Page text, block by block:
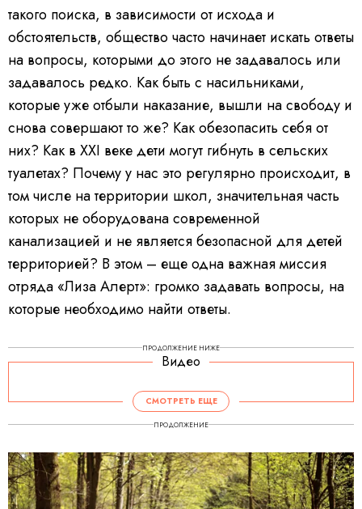
такого поиска, в зависимости от исхода и
обстоятельств, общество часто начинает искать ответы
на вопросы, которыми до этого не задавалось или
задавалось редко. Как быть с насильниками,
которые уже отбыли наказание, вышли на свободу и
снова совершают то же? Как обезопасить себя от
них? Как в XXI веке дети могут гибнуть в сельских
туалетах? Почему у нас это регулярно происходит, в
том числе на территории школ, значительная часть
которых не оборудована современной
канализацией и не является безопасной для детей
территорией? В этом – еще одна важная миссия
отряда «Лиза Алерт»: громко задавать вопросы, на
которые необходимо найти ответы.
ПРОДОЛЖЕНИЕ НИЖЕ
Видео
СМОТРЕТЬ ЕЩЕ
ПРОДОЛЖЕНИЕ